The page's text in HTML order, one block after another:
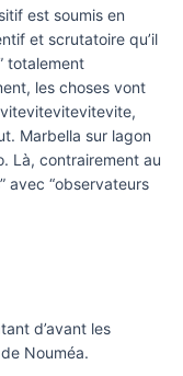
est soumis en
et scrutatoire qu’il
totalement
les choses vont
Marbella sur lagon
Là, contrairement au
avec “observateurs
d’avant les
Nouméa.